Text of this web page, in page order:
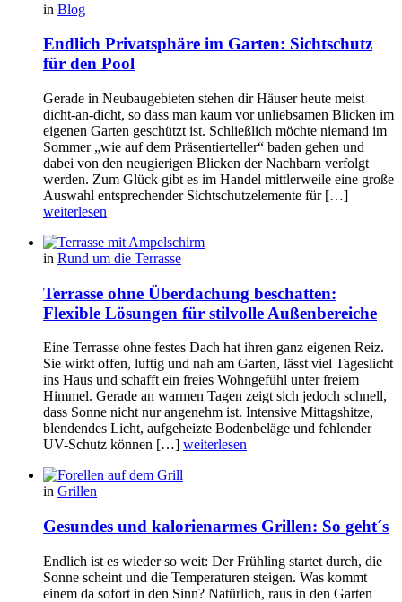
in Blog
Endlich Privatsphäre im Garten: Sichtschutz
für den Pool
Gerade in Neubaugebieten stehen dir Häuser heute meist
dicht-an-dicht, so dass man kaum vor unliebsamen Blicken im
eigenen Garten geschützt ist. Schließlich möchte niemand im
Sommer „wie auf dem Präsentierteller“ baden gehen und
dabei von den neugierigen Blicken der Nachbarn verfolgt
werden. Zum Glück gibt es im Handel mittlerweile eine große
Auswahl entsprechender Sichtschutzelemente für […]
weiterlesen
in Rund um die Terrasse
Terrasse ohne Überdachung beschatten:
Flexible Lösungen für stilvolle Außenbereiche
Eine Terrasse ohne festes Dach hat ihren ganz eigenen Reiz.
Sie wirkt offen, luftig und nah am Garten, lässt viel Tageslicht
ins Haus und schafft ein freies Wohngefühl unter freiem
Himmel. Gerade an warmen Tagen zeigt sich jedoch schnell,
dass Sonne nicht nur angenehm ist. Intensive Mittagshitze,
blendendes Licht, aufgeheizte Bodenbeläge und fehlender
UV-Schutz können […] weiterlesen
in Grillen
Gesundes und kalorienarmes Grillen: So geht´s
Endlich ist es wieder so weit: Der Frühling startet durch, die
Sonne scheint und die Temperaturen steigen. Was kommt
einem da sofort in den Sinn? Natürlich, raus in den Garten